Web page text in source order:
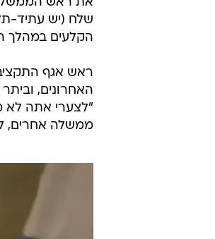
שלח (יש עתיד-
הקלעים במהלך
ראש אגף
האחרונים,
"לצערי אתה לא
ממשלה אחרים,